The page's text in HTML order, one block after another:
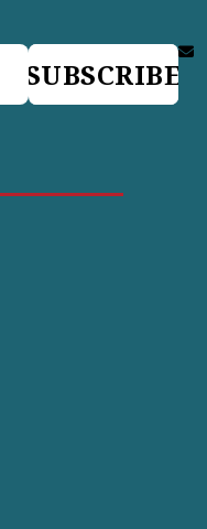
SUBSCRIBE